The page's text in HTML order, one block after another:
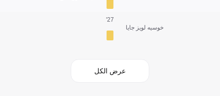
خوسيه لويز جايا
27'
عرض الكل